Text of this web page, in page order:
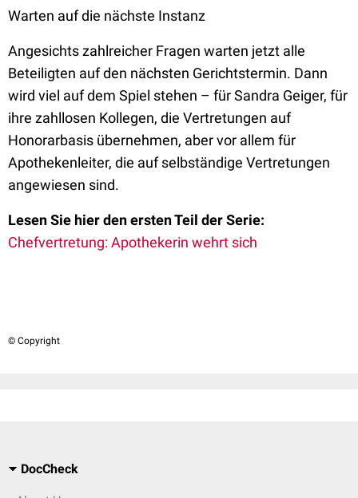
Warten auf die nächste Instanz
Angesichts zahlreicher Fragen warten jetzt alle
Beteiligten auf den nächsten Gerichtstermin. Dann
wird viel auf dem Spiel stehen – für Sandra Geiger, für
ihre zahllosen Kollegen, die Vertretungen auf
Honorarbasis übernehmen, aber vor allem für
Apothekenleiter, die auf selbständige Vertretungen
angewiesen sind.
Lesen Sie hier den ersten Teil der Serie:
Chefvertretung: Apothekerin wehrt sich
© Copyright
DocCheck